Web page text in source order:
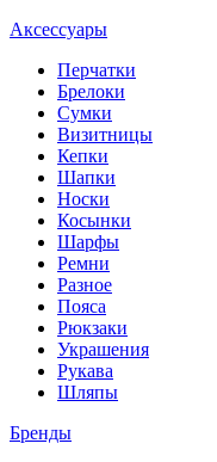
Аксессуары
Перчатки
Брелоки
Сумки
Визитницы
Кепки
Шапки
Носки
Косынки
Шарфы
Ремни
Разное
Пояса
Рюкзаки
Украшения
Рукава
Шляпы
Бренды